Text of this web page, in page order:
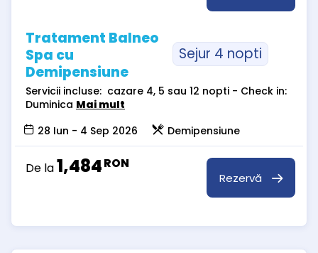
Tratament Balneo
Spa cu
Demipensiune
Sejur 4 nopti
Servicii incluse: cazare 4, 5 sau 12 nopti - Check in:
Duminica Mai mult
28 Iun - 4 Sep 2026
Demipensiune
De la1,484RON
Rezervă